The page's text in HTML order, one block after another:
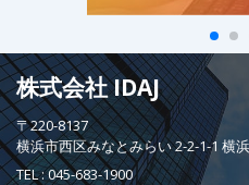
株式会社 IDAJ
〒220-8137
横浜市西区みなとみらい 2-2-1-1 横
TEL :045-683-1900